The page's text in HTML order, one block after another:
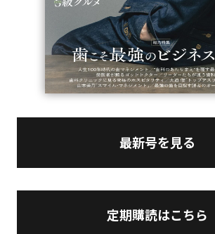
最新号を見る
定期購読はこちら